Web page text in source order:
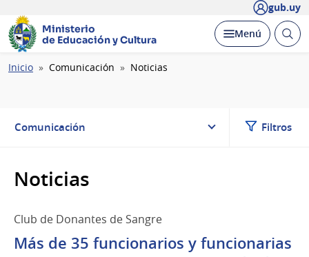
gub.uy
Ministerio
de Educación y Cultura
Desplegar
Menú Abrir
Ruta
Inicio Comunicación Noticias
Comunicación Filtros
Noticias
Club de Donantes de Sangre
Más de 35 funcionarios y funcionarias